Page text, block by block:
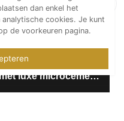
Lissé
badkamer
luxe microcement
dan enkel het
cookies. Je kunt
de voorkeuren pagina.